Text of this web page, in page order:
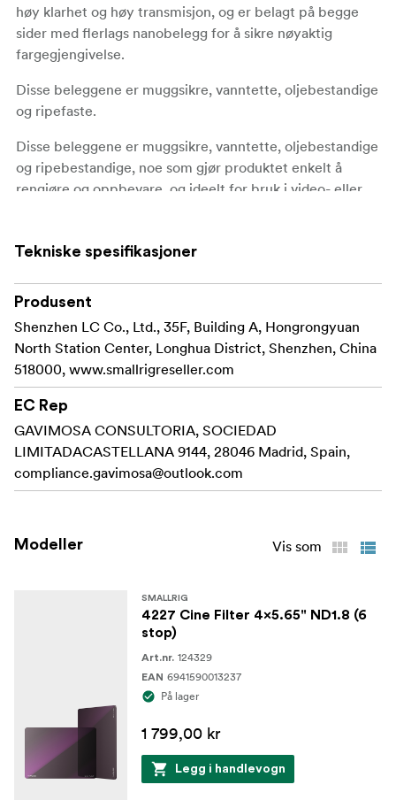
høy klarhet og høy transmisjon, og er belagt på begge
sider med flerlags nanobelegg for å sikre nøyaktig
fargegjengivelse.
Disse beleggene er muggsikre, vanntette, oljebestandige
og ripefaste.
Disse beleggene er muggsikre, vanntette, oljebestandige
og ripebestandige, noe som gjør produktet enkelt å
rengjøre og oppbevare, og ideelt for bruk i video- eller
Filteret gir en større blenderåpning for ekstra uskarphet i
forbedrer dermed bredden og bildekvaliteten.
Fås i versjonene 1, 2, 3, 4, 5, 6 og 7 blenderåpninger.
(SmallRig 3196, 35") (SmallRig 3196, 3575, 3680, 2660,
3641, 3645 og 3556)
Pakke
Br> 1x bæreveske
Tekniske spesifikasjoner
Produsent
Shenzhen LC Co., Ltd., 35F, Building A, Hongrongyuan
North Station Center, Longhua District, Shenzhen, China
518000, www.smallrigreseller.com
EC Rep
GAVIMOSA CONSULTORIA, SOCIEDAD
LIMITADACASTELLANA 9144, 28046 Madrid, Spain,
compliance.gavimosa@outlook.com
Modeller Vis som
SMALLRIG
4227 Cine Filter 4x5.65" ND1.8 (6
stop)
Art.nr. 124329
EAN 6941590013237
På lager
1 799,00 kr
Legg i handlevogn